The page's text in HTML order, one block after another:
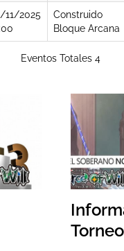
11/2025
Construido
Bloque Arcana
Eventos Totales 4
Torneo